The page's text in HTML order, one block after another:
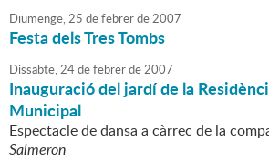
Diumenge,25 defebrerde2007
Festa dels Tres Tombs
Dissabte,24defebrerde2007
Inauguració del jardí de la
Municipal
Espectacle de dansa a càrrec de la
Salmeron